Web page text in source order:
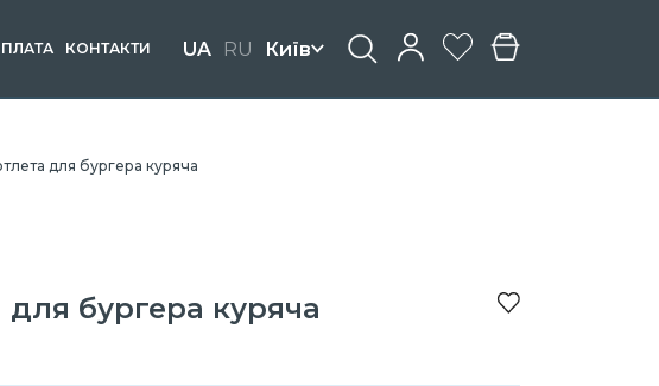
КОНТАКТИ UA RU Київ
для бургера куряча
для бургера куряча